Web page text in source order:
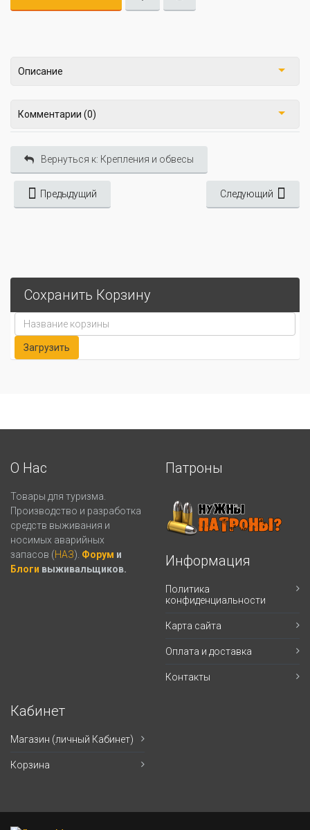
Описание
Комментарии (0)
Вернуться к: Крепления и обвесы
Предыдущий Следующий
Сохранить Корзину
О Нас
Товары для туризма.
Производство и разработка
средств выживания и
носимых аварийных
запасов (НАЗ). Форум и
Блоги выживальщиков.
Патроны
Информация
Политика
конфиденциальности
Карта сайта
Оплата и доставка
Контакты
Кабинет
Магазин (личный Кабинет)
Корзина